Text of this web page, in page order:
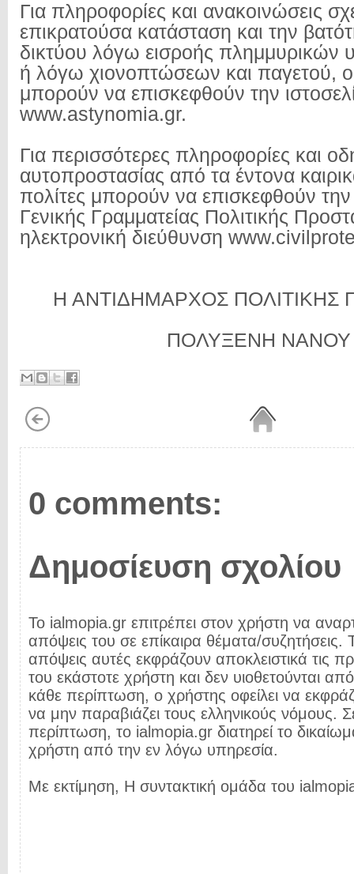
Για πληροφορίες και ανακοινώσεις
επικρατούσα κατάσταση και την
δικτύου λόγω εισροής πλημμυρικών
ή λόγω χιονοπτώσεων και παγετού,
μπορούν να επισκεφθούν την
www.astynomia.gr.
Για περισσότερες πληροφορίες και
αυτοπροστασίας από τα έντονα
πολίτες μπορούν να επισκεφθούν την
Γενικής Γραμματείας Πολιτικής
ηλεκτρονική διεύθυνση
Η ΑΝΤΙΔΗΜΑΡΧΟΣ ΠΟΛΙΤΙΚΗΣ
ΠΟΛΥΞΕΝΗ ΝΑΝΟΥ
0 comments:
Δημοσίευση σχολίου
Το ialmopia.gr επιτρέπει στον χρήστη να
απόψεις του σε επίκαιρα θέματα/συζητήσεις.
απόψεις αυτές εκφράζουν αποκλειστικά τις
του εκάστοτε χρήστη και δεν υιοθετούνται
κάθε περίπτωση, ο χρήστης οφείλει να
να μην παραβιάζει τους ελληνικούς νόμους.
περίπτωση, το ialmopia.gr διατηρεί το
χρήστη από την εν λόγω υπηρεσία.
Με εκτίμηση, Η συντακτική ομάδα του